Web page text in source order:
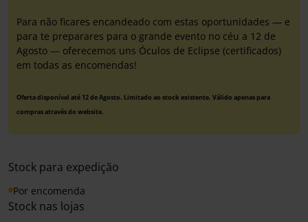
Para não ficares encandeado com estas oportunidades — e
para te preparares para o grande evento no céu a 12 de
Agosto — oferecemos uns Óculos de Eclipse (certificados)
em todas as encomendas!
Oferta disponível até 12 de Agosto. Limitado ao stock existente. Válido apenas para
compras através do website.
Stock para expedição
Por encomenda
Stock nas lojas